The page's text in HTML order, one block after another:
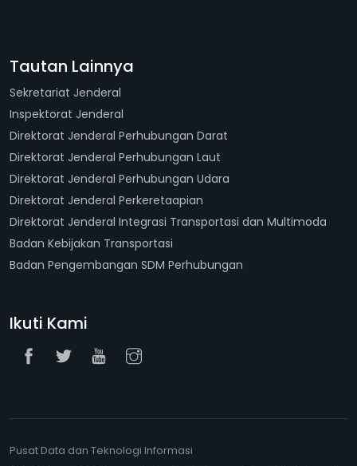
Tautan Lainnya
Sekretariat Jenderal
Inspektorat Jenderal
Direktorat Jenderal Perhubungan Darat
Direktorat Jenderal Perhubungan Laut
Direktorat Jenderal Perhubungan Udara
Direktorat Jenderal Perkeretaapian
Direktorat Jenderal Integrasi Transportasi dan Multimoda
Badan Kebijakan Transportasi
Badan Pengembangan SDM Perhubungan
Ikuti Kami
Pusat Data dan Teknologi Informasi